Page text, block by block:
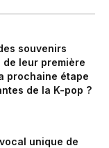
souvenirs
leur première
prochaine étape
de la K-pop ?
unique de